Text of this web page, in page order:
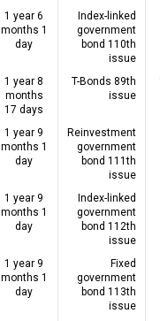
1 year 6
months 1
day
Index-linked
government
bond 110th
issue
1 year 8
months
17 days
T-Bonds 89th
issue
1 year 9
months 1
day
Reinvestment
government
bond 111th
issue
1 year 9
months 1
day
Index-linked
government
bond 112th
issue
1 year 9
months 1
day
Fixed
government
bond 113th
issue